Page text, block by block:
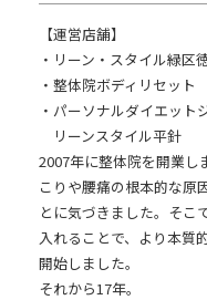
【運営店舗】
・リーン・スタイル緑区
・整体院ボディリセッ
・パーソナルダイエット
リーンスタイル平針
2007年に整体院を開業し
こりや腰痛の根本的な原
とに気づきました。そこ
入れることで、より本質
開始しました。
それから17年。